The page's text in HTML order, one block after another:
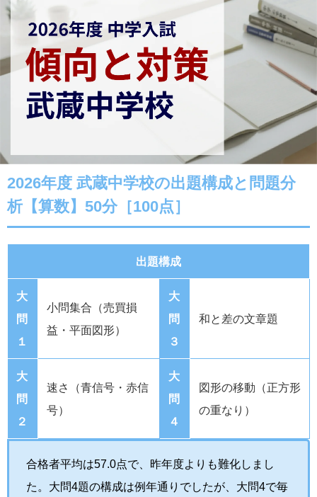
2026年度 武蔵中学校の出題構成と問題分
析【算数】50分［100点］
出題構成
大
問
１
小問集合（売買損
益・平面図形）
大
問
３
和と差の文章題
大
問
２
速さ（青信号・赤信
号）
大
問
４
図形の移動（正方形
の重なり）
合格者平均は57.0点で、昨年度よりも難化しまし
た。大問4題の構成は例年通りでしたが、大問4で毎